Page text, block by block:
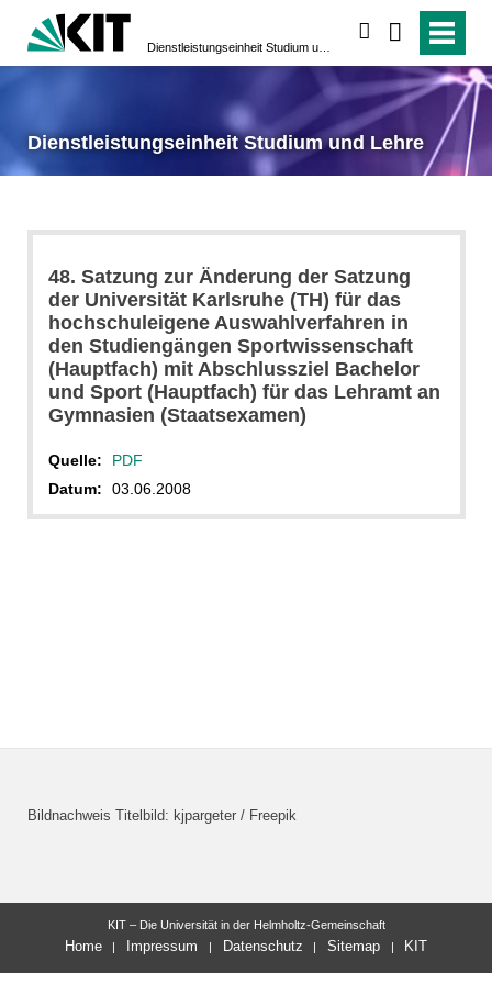
Dienstleistungseinheit Studium und Lehre
48. Satzung zur Änderung der Satzung
der Universität Karlsruhe (TH) für das
hochschuleigene Auswahlverfahren in
den Studiengängen Sportwissenschaft
(Hauptfach) mit Abschlussziel Bachelor
und Sport (Hauptfach) für das Lehramt an
Gymnasien (Staatsexamen)
Quelle:
PDF
Datum:
03.06.2008
Bildnachweis Titelbild: kjpargeter / Freepik
KIT – Die Universität in der Helmholtz-Gemeinschaft
Home Impressum Datenschutz Sitemap KIT